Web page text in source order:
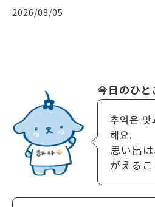
2026/08/05
今日のひと
추억은
해요.
思い出
がえるこ